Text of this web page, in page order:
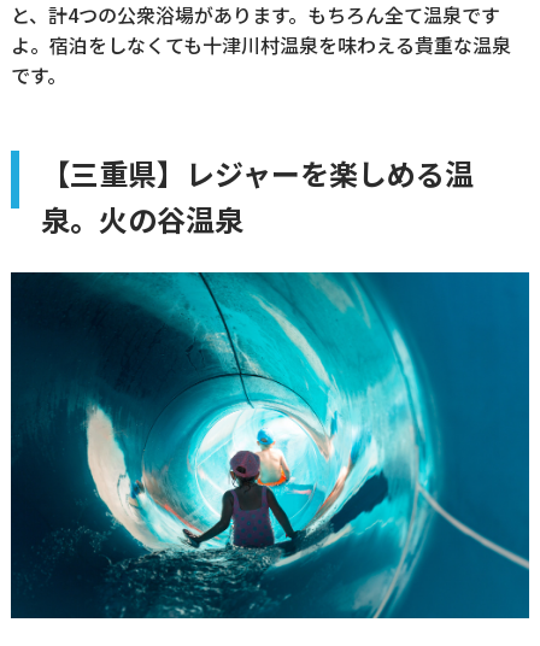
と、計4つの公衆浴場があります。もちろん全て温泉です
よ。宿泊をしなくても十津川村温泉を味わえる貴重な温泉
です。
【三重県】レジャーを楽しめる温
泉。火の谷温泉